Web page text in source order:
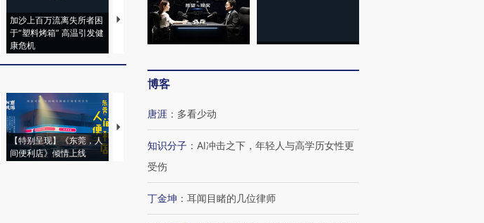
加沙上百万流离失所者困
于“塑料烤箱” 高温引发健
康危机
马航飞行员跨国走私7万
粒摇头丸 尿检体内含3种
视线｜HYROX的吸金
术：是什么让中产们甘
心“花钱找虐”？
要防空导弹“救急”
【特别呈现】《东莞，人
间便利店》倾情上线
【推广】走进第四届链博
会，让数智科技“链”接产
【特别呈现】寻找100种
有意思的生活方式·第三对
【商旅对话】华住集团
CFO：不靠规模取胜，华
住三大增长引擎是什么？
博客
唐涯 ： 多看少动
知识分子 ： AI冲击之下，年轻人与高学历女性更
受伤
丁金坤 ： 耳闻目睹的几位律师